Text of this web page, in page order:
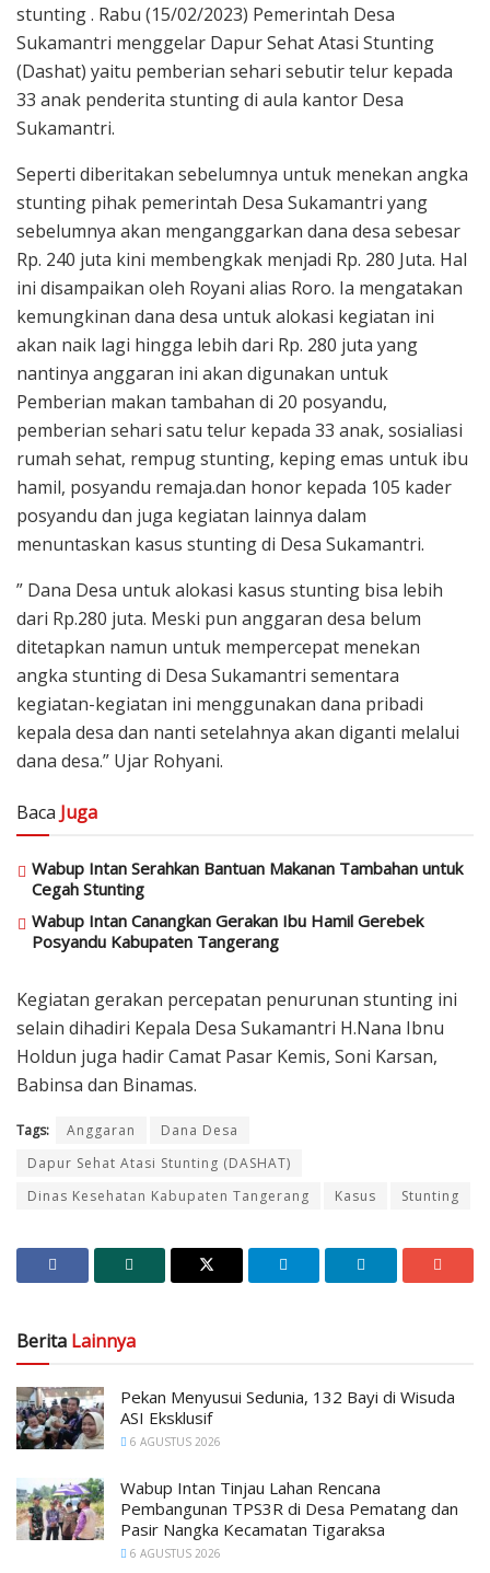
stunting . Rabu (15/02/2023) Pemerintah Desa
Sukamantri menggelar Dapur Sehat Atasi Stunting
(Dashat) yaitu pemberian sehari sebutir telur kepada
33 anak penderita stunting di aula kantor Desa
Sukamantri.
Seperti diberitakan sebelumnya untuk menekan angka
stunting pihak pemerintah Desa Sukamantri yang
sebelumnya akan menganggarkan dana desa sebesar
Rp. 240 juta kini membengkak menjadi Rp. 280 Juta. Hal
ini disampaikan oleh Royani alias Roro. Ia mengatakan
kemungkinan dana desa untuk alokasi kegiatan ini
akan naik lagi hingga lebih dari Rp. 280 juta yang
nantinya anggaran ini akan digunakan untuk
Pemberian makan tambahan di 20 posyandu,
pemberian sehari satu telur kepada 33 anak, sosialiasi
rumah sehat, rempug stunting, keping emas untuk ibu
hamil, posyandu remaja.dan honor kepada 105 kader
posyandu dan juga kegiatan lainnya dalam
menuntaskan kasus stunting di Desa Sukamantri.
” Dana Desa untuk alokasi kasus stunting bisa lebih
dari Rp.280 juta. Meski pun anggaran desa belum
ditetapkan namun untuk mempercepat menekan
angka stunting di Desa Sukamantri sementara
kegiatan-kegiatan ini menggunakan dana pribadi
kepala desa dan nanti setelahnya akan diganti melalui
dana desa.” Ujar Rohyani.
Baca Juga
Wabup Intan Serahkan Bantuan Makanan Tambahan untuk
Cegah Stunting
Wabup Intan Canangkan Gerakan Ibu Hamil Gerebek
Posyandu Kabupaten Tangerang
Kegiatan gerakan percepatan penurunan stunting ini
selain dihadiri Kepala Desa Sukamantri H.Nana Ibnu
Holdun juga hadir Camat Pasar Kemis, Soni Karsan,
Babinsa dan Binamas.
Tags: Anggaran
Dana Desa
Dapur Sehat Atasi Stunting (DASHAT)
Dinas Kesehatan Kabupaten Tangerang
Kasus Stunting
Berita Lainnya
Pekan Menyusui Sedunia, 132 Bayi di Wisuda
ASI Eksklusif
6 AGUSTUS 2026
Wabup Intan Tinjau Lahan Rencana
Pembangunan TPS3R di Desa Pematang dan
Pasir Nangka Kecamatan Tigaraksa
6 AGUSTUS 2026